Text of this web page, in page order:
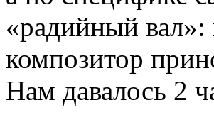
«радийный
композитор
Нам давалось 2